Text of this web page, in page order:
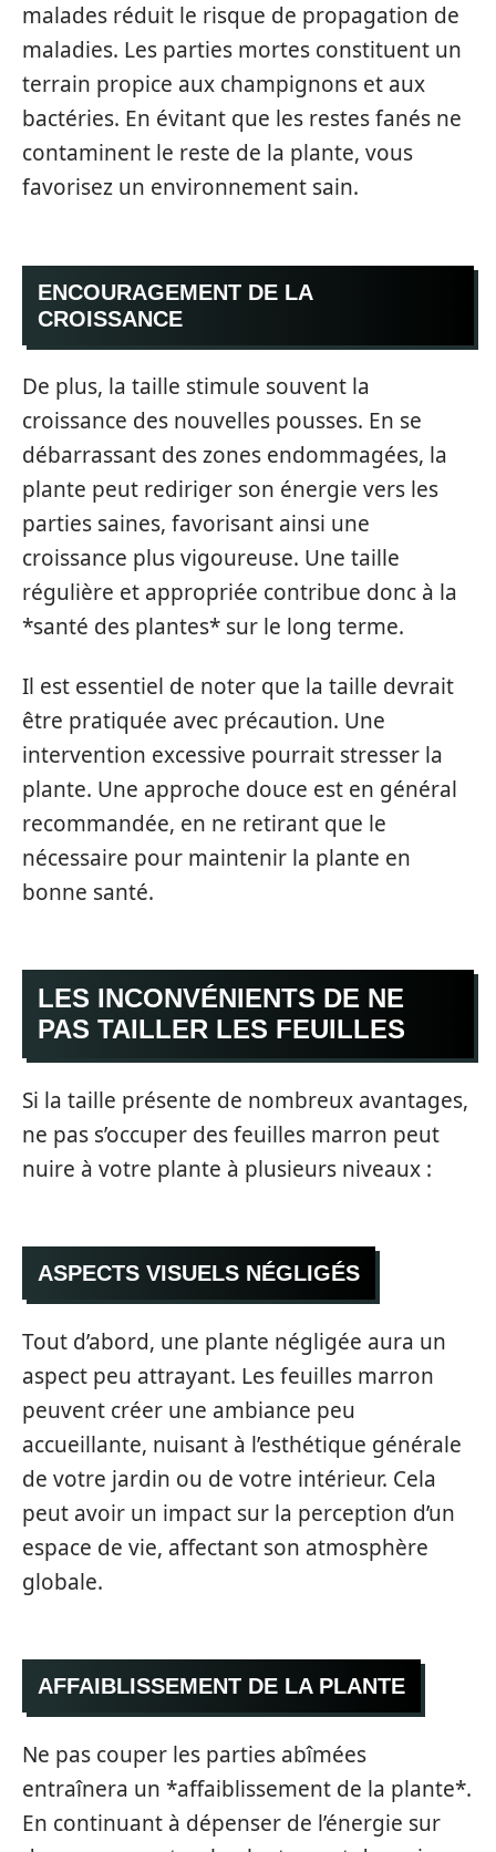
malades réduit le risque de propagation de
maladies. Les parties mortes constituent un
terrain propice aux champignons et aux
bactéries. En évitant que les restes fanés ne
contaminent le reste de la plante, vous
favorisez un environnement sain.
ENCOURAGEMENT DE LA
CROISSANCE
De plus, la taille stimule souvent la
croissance des nouvelles pousses. En se
débarrassant des zones endommagées, la
plante peut rediriger son énergie vers les
parties saines, favorisant ainsi une
croissance plus vigoureuse. Une taille
régulière et appropriée contribue donc à la
*santé des plantes* sur le long terme.
Il est essentiel de noter que la taille devrait
être pratiquée avec précaution. Une
intervention excessive pourrait stresser la
plante. Une approche douce est en général
recommandée, en ne retirant que le
nécessaire pour maintenir la plante en
bonne santé.
LES INCONVÉNIENTS DE NE
PAS TAILLER LES FEUILLES
Si la taille présente de nombreux avantages,
ne pas s’occuper des feuilles marron peut
nuire à votre plante à plusieurs niveaux :
ASPECTS VISUELS NÉGLIGÉS
Tout d’abord, une plante négligée aura un
aspect peu attrayant. Les feuilles marron
peuvent créer une ambiance peu
accueillante, nuisant à l’esthétique générale
de votre jardin ou de votre intérieur. Cela
peut avoir un impact sur la perception d’un
espace de vie, affectant son atmosphère
globale.
AFFAIBLISSEMENT DE LA PLANTE
Ne pas couper les parties abîmées
entraînera un *affaiblissement de la plante*.
En continuant à dépenser de l’énergie sur